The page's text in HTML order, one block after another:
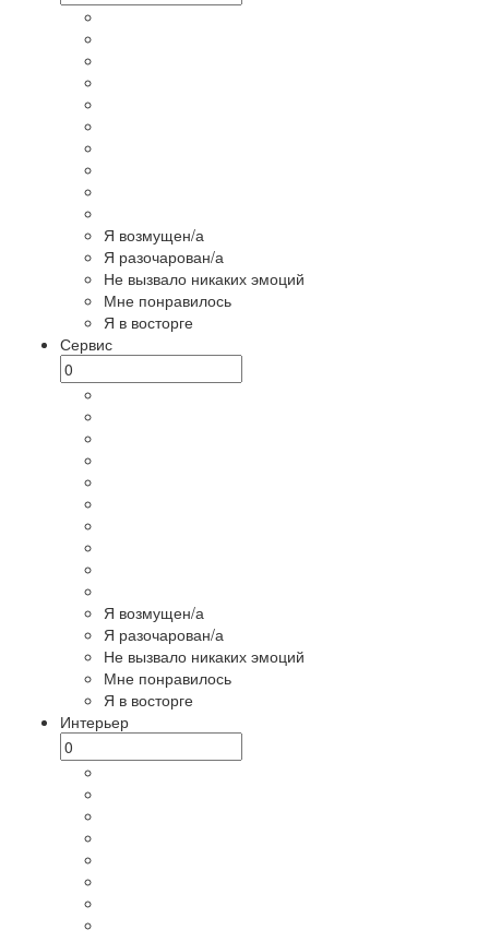
Я возмущен/а
Я разочарован/а
Не вызвало никаких эмоций
Мне понравилось
Я в восторге
Сервис
Я возмущен/а
Я разочарован/а
Не вызвало никаких эмоций
Мне понравилось
Я в восторге
Интерьер